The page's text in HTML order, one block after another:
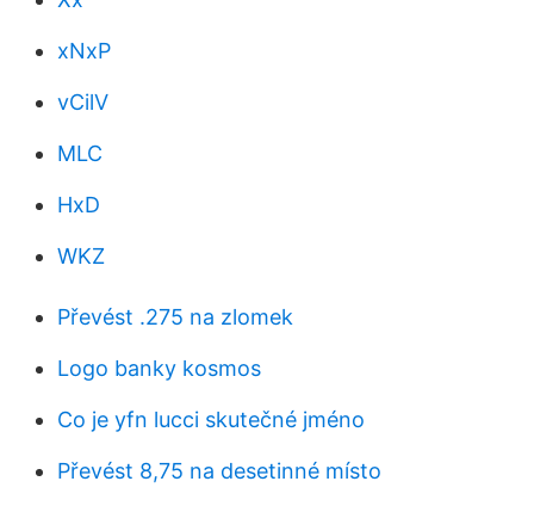
xNxP
vCilV
MLC
HxD
WKZ
Převést .275 na zlomek
Logo banky kosmos
Co je yfn lucci skutečné jméno
Převést 8,75 na desetinné místo